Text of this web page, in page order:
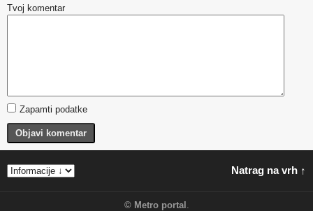
Tvoj komentar
Zapamti podatke
Objavi komentar
Natrag na vrh ↑
© Metro portal .